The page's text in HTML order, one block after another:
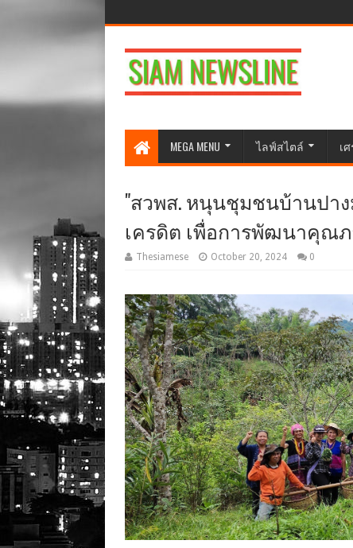
MEGA MENU ไลฟ์สไตล์ เ
"สวพส. หนุนชุมชนบ้านปาง
เครดิต เพื่อการพัฒนาคุณ
Thesiamese October 20, 2024 0